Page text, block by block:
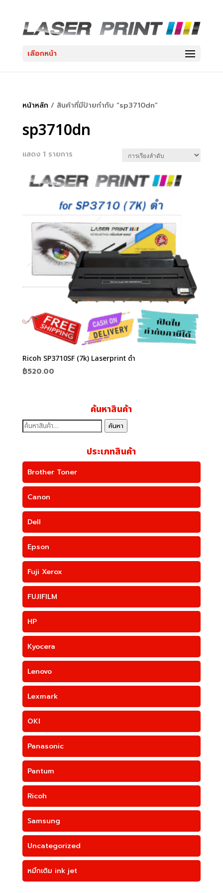
เลือกหน้า
หน้าหลัก / สินค้าที่มีป้ายกำกับ “sp3710dn”
sp3710dn
แสดง 1 รายการ
Ricoh SP3710SF (7k) Laserprint ดำ
฿520.00
ค้นหาสินค้า
ค้นหา: ค้นหา
ประเภทสินค้า
Brother Toner
Canon
Dell
Epson
Fuji Xerox
FUJIFILM
HP
Kyocera
Lenovo
Lexmark
OKI
Panasonic
Pantum
Ricoh
Samsung
Uncategorized
หมึกเติม ink jet